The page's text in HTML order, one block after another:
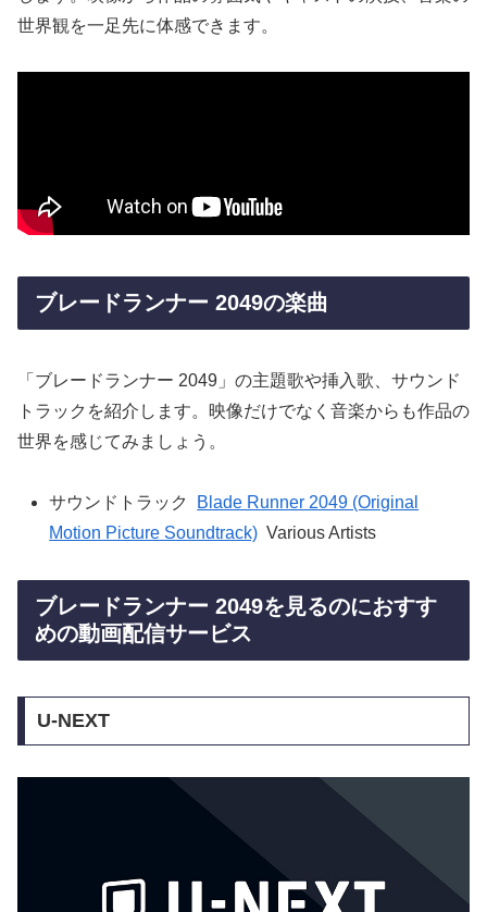
世界観を一足先に体感できます。
ブレードランナー 2049の楽曲
「ブレードランナー 2049」の主題歌や挿入歌、サウンド
トラックを紹介します。映像だけでなく音楽からも作品の
世界を感じてみましょう。
サウンドトラック
Blade Runner 2049 (Original
Motion Picture Soundtrack) Various Artists
ブレードランナー 2049を見るのにおすす
めの動画配信サービス
U-NEXT